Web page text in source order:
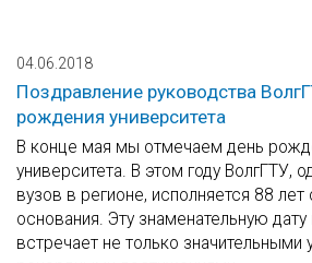
04.06.2018
Поздравление руководства
рождения университета
В конце мая мы отмечаем день
университета. В этом году ВолгГТУ,
вузов в регионе, исполняется 88 лет
основания. Эту знаменательную
встречает не только значительными